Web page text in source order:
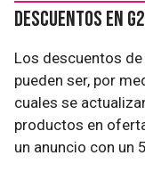
Descuentos en
Los descuentos
pueden ser, por
cuales se
productos en
un anuncio con un